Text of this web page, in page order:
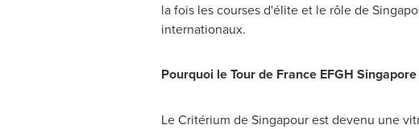
la fois les courses d'élite et le rôle de
internationaux.
Pourquoi le Tour de France EFGH
Le Critérium de Singapour est devenu une